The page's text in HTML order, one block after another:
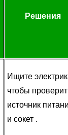
Решения
Ищите
чтобы
источник
и сокет .